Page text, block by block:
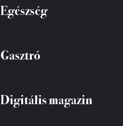
Egészség
Gasztró
Digitális magazin